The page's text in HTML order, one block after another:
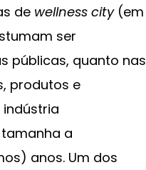
de wellness city (em
ser
públicas, quanto nas
produtos e
indústria
a
anos. Um dos